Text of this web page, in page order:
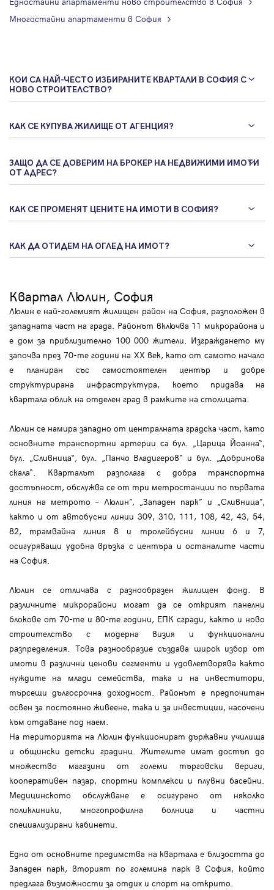
Многостайни апартаменти в София
КОИ СА НАЙ-ЧЕСТО ИЗБИРАНИТЕ КВАРТАЛИ В СОФИЯ С
НОВО СТРОИТЕЛСТВО?
КАК СЕ КУПУВА ЖИЛИЩЕ ОТ АГЕНЦИЯ?
ЗАЩО ДА СЕ ДОВЕРИМ НА БРОКЕР НА НЕДВИЖИМИ ИМОТИ
ОТ АДРЕС?
КАК СЕ ПРОМЕНЯТ ЦЕНИТЕ НА ИМОТИ В СОФИЯ?
КАК ДА ОТИДЕМ НА ОГЛЕД НА ИМОТ?
Квартал Люлин, София
Люлин е най-големият жилищен район на София, разположен в
западната част на града. Районът включва 11 микрорайона и
е дом за приблизително 100 000 жители. Изграждането му
започва през 70-те години на XX век, като от самото начало
е планиран със самостоятелен център и добре
структурирана инфраструктура, което придава на
квартала облик на отделен град в рамките на столицата.
Люлин се намира западно от централната градска част, като
основните транспортни артерии са бул. „Царица Йоанна“,
бул. „Сливница“, бул. „Панчо Владигеров“ и бул. „Добринова
скала“. Кварталът разполага с добра транспортна
достъпност, обслужва се от три метростанции по първата
линия на метрото – Люлин”, „Западен парк” и „Сливница”,
както и от автобусни линии 309, 310, 111, 108, 42, 43, 54,
82, трамвайна линия 8 и тролейбусни линии 6 и 7,
осигуряващи удобна връзка с центъра и останалите части
на София.
Люлин се отличава с разнообразен жилищен фонд. В
различните микрорайони могат да се открият панелни
блокове от 70-те и 80-те години, ЕПК сгради, както и ново
строителство с модерна визия и функционални
разпределения. Това разнообразие създава широк избор от
имоти в различни ценови сегменти и удовлетворява както
нуждите на млади семейства, така и на инвеститори,
търсещи дългосрочна доходност. Районът е предпочитан
освен за постоянно живеене, така и за инвестиции, насочени
към отдаване под наем.
На територията на Люлин функционират държавни училища
и общински детски градини. Жителите имат достъп до
множество магазини от големи търговски вериги,
кооперативен пазар, спортни комплекси и плувни басейни.
Медицинското обслужване е осигурено от няколко
поликлиники, многопрофилна болница и частни
специализирани кабинети.
Едно от основните предимства на квартала е близостта до
Западен парк, вторият по големина парк в София, който
предлага възможности за отдих и спорт на открито.